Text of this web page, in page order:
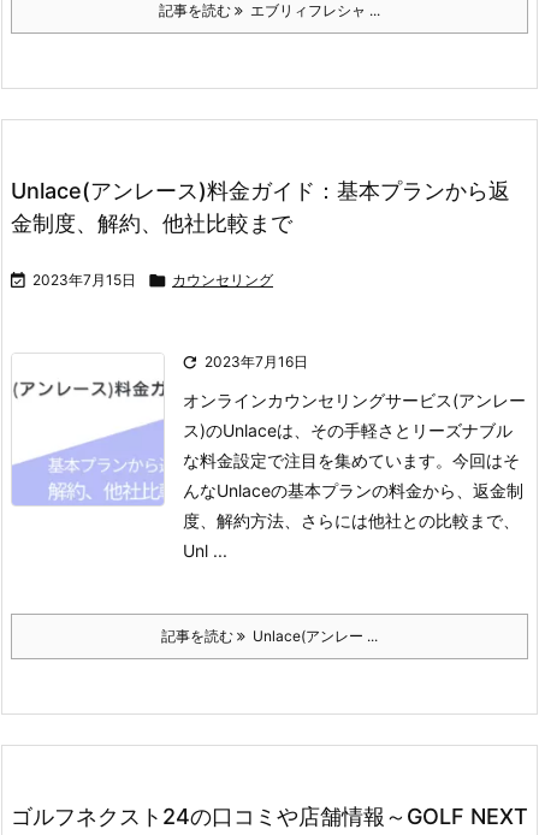
記事を読む エブリィフレシャ ...
Unlace(アンレース)料金ガイド：基本プランから返
金制度、解約、他社比較まで
 2023年7月15日  カウンセリング
 2023年7月16日
オンラインカウンセリングサービス(アンレー
ス)のUnlaceは、その手軽さとリーズナブル
な料金設定で注目を集めています。 今回はそ
んなUnlaceの基本プランの料金から、返金制
度、解約方法、さらには他社との比較まで、
Unl ...
記事を読む Unlace(アンレー ...
ゴルフネクスト24の口コミや店舗情報～GOLF NEXT